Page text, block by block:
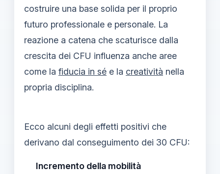
costruire una base solida per il proprio
futuro professionale e personale. La
reazione a catena che scaturisce dalla
crescita dei CFU influenza anche aree
come la fiducia in sé e la creatività nella
propria disciplina.
Ecco alcuni degli effetti positivi che
derivano dal conseguimento dei 30 CFU:
Incremento della mobilità